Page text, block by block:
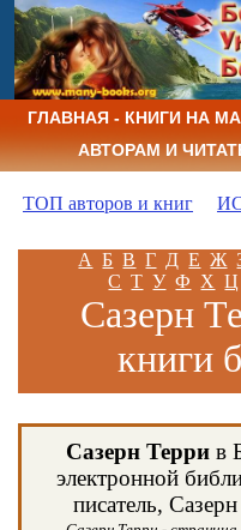
ГЛАВНАЯ - КНИГИ НА
АВТОРАМ И
ТОП авторов и книг
А Б В Г Д Е Ж
С Т У Ф Х Ц
Сазерн
книги
читать
Сазерн Террив
электронной
писатель,